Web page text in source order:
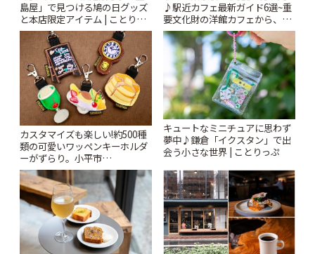
島屋」で見つける鳩の日グッズ
と本店限定アイテム | ことりっ
ぷ
♪駅近カフェ最新ガイド6選~重
要文化財の洋館カフェから、改
札すぐのレトロ喫茶まで~ | こと
りっぷ
カスタマイズも楽しい!約500種
類の可愛いワッペンキーホルダ
ーがずらり。小平市
「Kimamaya T&K」 | ことりっ
ぷ
キュートなミニチュアに思わず
夢中♪鎌倉「イクスタン」で出
会う小さな世界 | ことりっぷ